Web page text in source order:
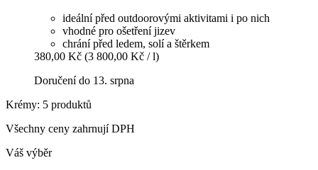
ideální před outdoorovými aktivitami i po nich
vhodné pro ošetření jizev
chrání před ledem, solí a štěrkem
380,00 Kč (3 800,00 Kč / l)
Doručení do 13. srpna
Krémy: 5 produktů
Všechny ceny zahrnují DPH
Váš výběr